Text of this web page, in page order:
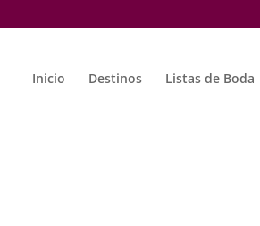
Inicio Destinos Listas de Boda